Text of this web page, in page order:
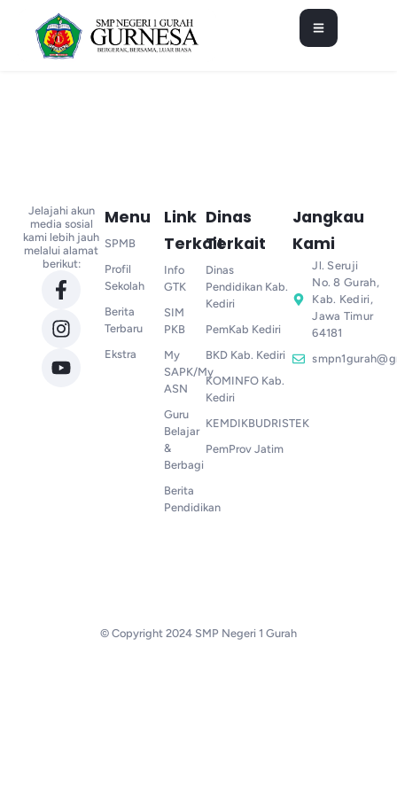
Jelajahi akun
media sosial
kami lebih jauh
melalui alamat
berikut:
Menu
SPMB
Profil
Sekolah
Berita
Terbaru
Ekstra
Link
Terkait
Info
GTK
SIM
PKB
My
SAPK/My
ASN
Guru
Belajar
&
Berbagi
Berita
Pendidikan
Dinas
Terkait
Dinas
Pendidikan Kab.
Kediri
PemKab Kediri
BKD Kab. Kediri
KOMINFO Kab.
Kediri
KEMDIKBUDRISTEK
PemProv Jatim
Jangkau
Kami
Jl. Seruji
No. 8 Gurah,
Kab. Kediri,
Jawa Timur
64181
© Copyright 2024 SMP Negeri 1 Gurah